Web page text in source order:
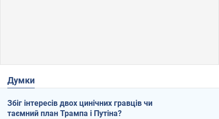
Думки
Збіг інтересів двох цинічних гравців чи
таємний план Трампа і Путіна?